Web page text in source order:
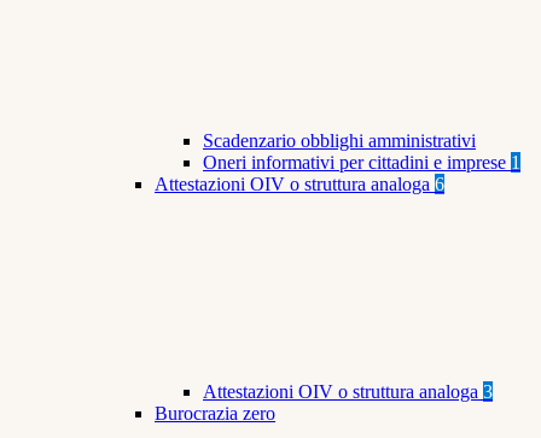
Scadenzario obblighi amministrativi
Oneri informativi per cittadini e imprese 1
Attestazioni OIV o struttura analoga 6
Attestazioni OIV o struttura analoga 3
Burocrazia zero